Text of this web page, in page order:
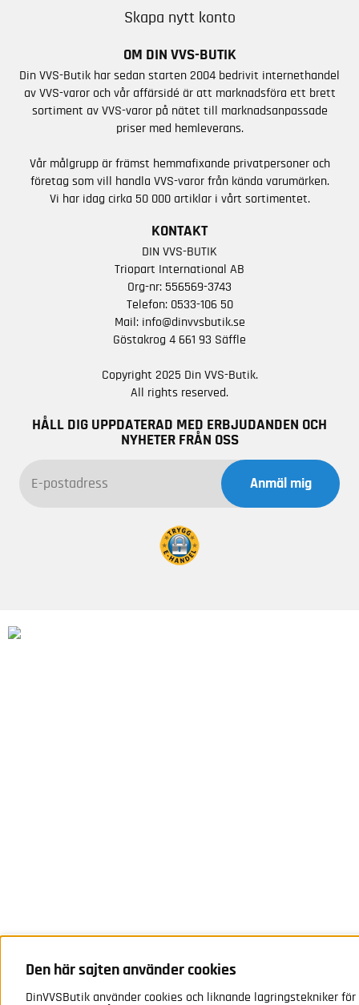
Skapa nytt konto
OM DIN VVS-BUTIK
Din VVS-Butik har sedan starten 2004 bedrivit internethandel
av VVS-varor och vår affärsidé är att marknadsföra ett brett
sortiment av VVS-varor på nätet till marknadsanpassade
priser med hemleverans.
Vår målgrupp är främst hemmafixande privatpersoner och
företag som vill handla VVS-varor från kända varumärken.
Vi har idag cirka 50 000 artiklar i vårt sortimentet.
KONTAKT
DIN VVS-BUTIK
Triopart International AB
Org-nr: 556569-3743
Telefon: 0533-106 50
Mail: info@dinvvsbutik.se
Göstakrog 4 661 93 Säffle
Copyright 2025 Din VVS-Butik.
All rights reserved.
HÅLL DIG UPPDATERAD MED ERBJUDANDEN OCH
NYHETER FRÅN OSS
Anmäl mig
Den här sajten använder cookies
DinVVSButik använder cookies och liknande lagringstekniker